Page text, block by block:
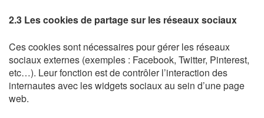
2.3 Les cookies de partage sur les réseaux sociaux
Ces cookies sont nécessaires pour gérer les réseaux
sociaux externes (exemples : Facebook, Twitter, Pinterest,
etc…). Leur fonction est de contrôler l’interaction des
internautes avec les widgets sociaux au sein d’une page
web.